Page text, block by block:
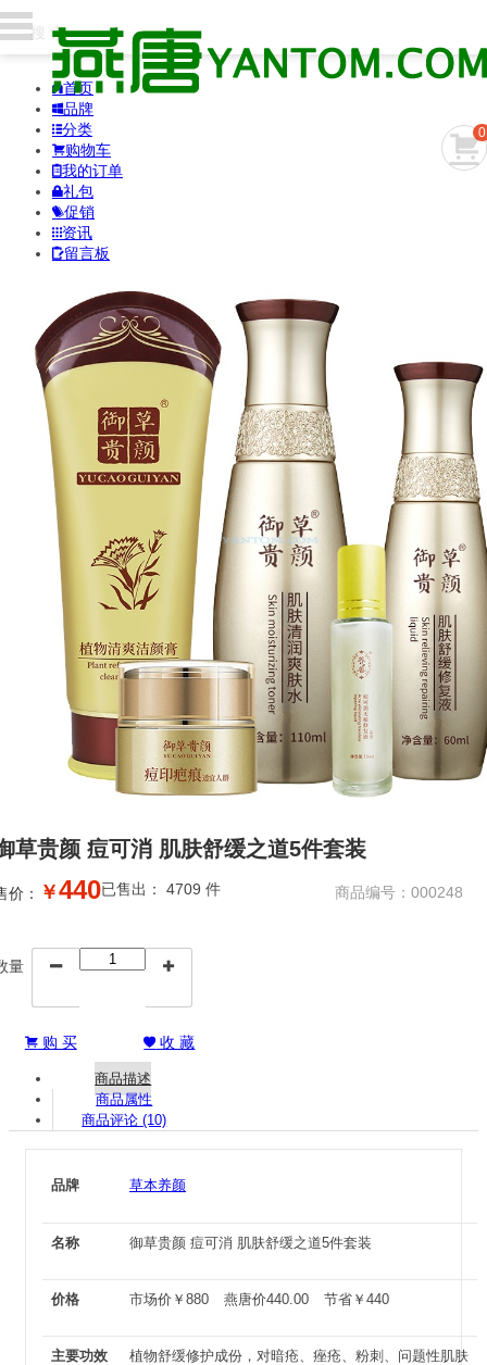
0
首页
品牌
分类
购物车
我的订单
礼包
促销
资讯
留言板
草贵颜 痘可消 肌肤舒缓之道5件套装
价： ￥440 商品编号：000248
已售出： 4709 件
量  
购 买 收 藏
商品描述
商品属性
商品评论 (10)
品牌 草本养颜
名称 御草贵颜 痘可消 肌肤舒缓之道5件套装
价格 市场价 ￥ 880 燕唐价440.00 节省 ￥ 440
主要功效
植物舒缓修护成份，对暗疮、痤疮、粉刺、问题性肌肤